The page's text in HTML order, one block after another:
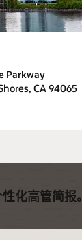
Parkway
CA 94065
化高管简报。